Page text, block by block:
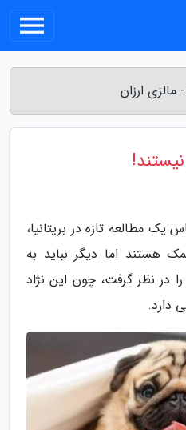
ارزان
یک مطالعه تازه در بریتانیا،
هستند اما دیگر نباید به
در نظر گرفت، چون این نژاد
دارد.